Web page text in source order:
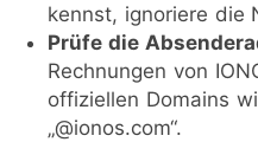
kennst, ignoriere die
Prüfe die
Rechnungen von
offiziellen Domains
„@ionos.com“.